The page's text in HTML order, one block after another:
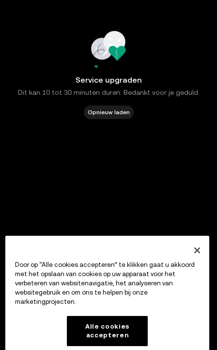
Service upgraden
Dit kan 10 tot 30 minuten duren. Bedankt voor je geduld.
Opnieuw laden
Door op “Alle cookies accepteren” te klikken gaat u akkoord
met het opslaan van cookies op uw apparaat voor het
verbeteren van websitenavigatie, het analyseren van
websitegebruik en om ons te helpen bij onze
marketingprojecten.
Alle cookies
accepteren